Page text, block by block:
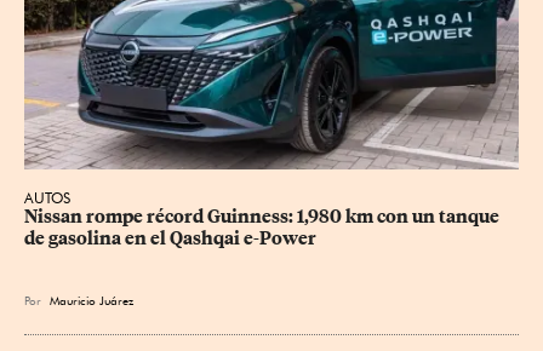
AUTOS
Nissan rompe récord Guinness: 1,980 km con un tanque
de gasolina en el Qashqai e-Power
Por Mauricio Juárez